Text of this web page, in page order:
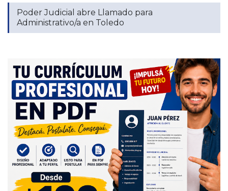
Poder Judicial abre Llamado para
Administrativo/a en Toledo